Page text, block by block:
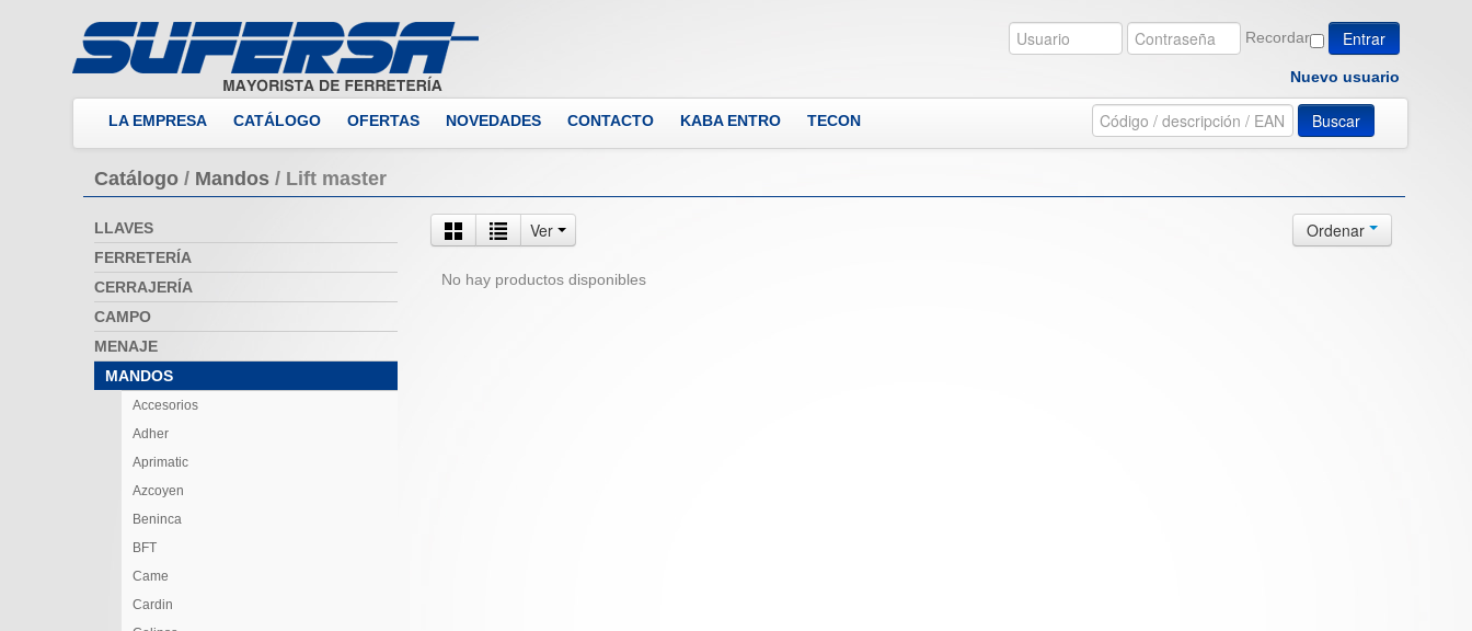
Recordar
Nuevo usuario
LA EMPRESA CATÁLOGO OFERTAS NOVEDADES CONTACTO KABA ENTRO TECON Buscar
Catálogo / Mandos / Lift master
LLAVES
FERRETERÍA
CERRAJERÍA
CAMPO
MENAJE
MANDOS
Accesorios
Adher
Aprimatic
Azcoyen
Beninca
BFT
Came
Cardin
Ver Ordenar
No hay productos disponibles